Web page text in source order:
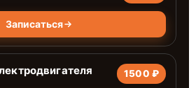
Записаться
1500 ₽